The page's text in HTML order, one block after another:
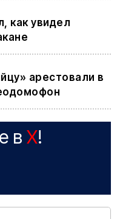
как увидел
арестовали в
в X!